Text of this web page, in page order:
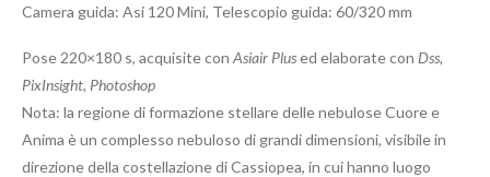
Camera guida: Asi 120 Mini, Telescopio guida: 60/320 mm
Pose 220×180 s, acquisite con Asiair Plused elaborate con Dss,
PixInsight, Photoshop
Nota: la regione di formazione stellare delle nebulose Cuore e
Anima è un complesso nebuloso di grandi dimensioni, visibile in
direzione della costellazione di Cassiopea, in cui hanno luogo